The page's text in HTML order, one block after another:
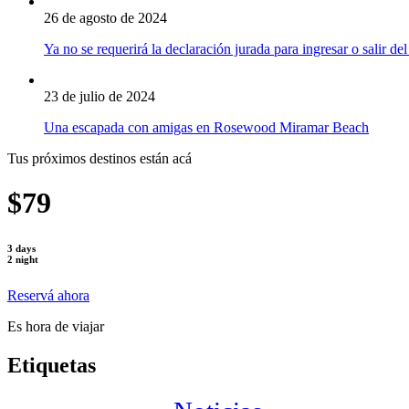
26 de agosto de 2024
Ya no se requerirá la declaración jurada para ingresar o salir
23 de julio de 2024
Una escapada con amigas en Rosewood Miramar Beach
Tus próximos destinos están acá
$79
3 days
2 night
Reservá ahora
Es hora de viajar
Etiquetas